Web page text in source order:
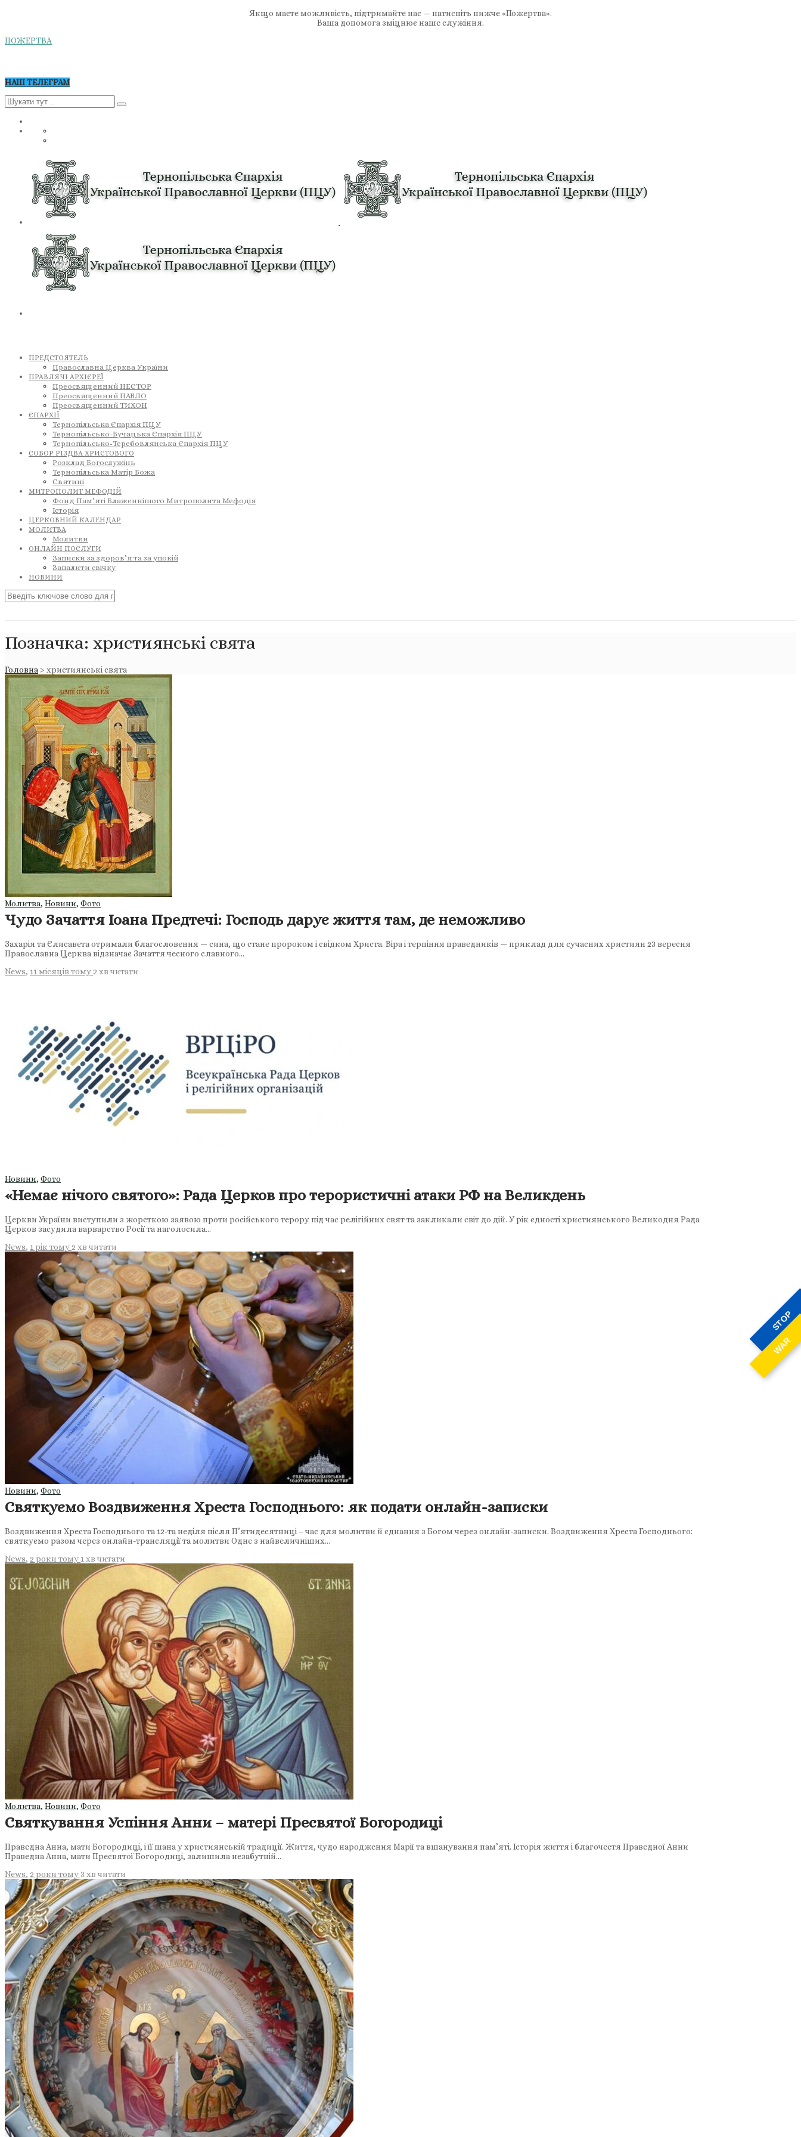
STOP
WAR
Якщо маєте можливість, підтримайте нас — натисніть нижче «Пожертва».
Ваша допомога зміцнює наше служіння.
ПОЖЕРТВА
НАШ ТЕЛЕГРАМ
ПРЕДСТОЯТЕЛЬ
Православна Церква України
ПРАВЛЯЧІ АРХІЄРЕЇ
Преосвященний НЕСТОР
Преосвященний ПАВЛО
Преосвященний ТИХОН
ЄПАРХІЇ
Тернопільська Єпархія ПЦУ
Тернопільсько-Бучацька Єпархія ПЦУ
Тернопільсько-Теребовлянська Єпархія ПЦУ
СОБОР РІЗДВА ХРИСТОВОГО
Розклад Богослужінь
Тернопільська Матір Божа
Святині
МИТРОПОЛИТ МЕФОДІЙ
Фонд Пам’яті Блаженнішого Митрополита Мефодія
Історія
ЦЕРКОВНИЙ КАЛЕНДАР
МОЛИТВА
Молитви
ОНЛАЙН ПОСЛУГИ
Записки за здоров’я та за упокій
Запалити свічку
НОВИНИ
Позначка: християнські свята
Головна > християнські свята
Молитва, Новини, Фото
Чудо Зачаття Іоана Предтечі: Господь дарує життя там, де неможливо
Захарія та Єлисавета отримали благословення — сина, що стане пророком і свідком Христа. Віра і терпіння праведників — приклад для сучасних християн 23 вересня
Православна Церква відзначає Зачаття чесного славного…
News, 11 місяців тому 2 хв читати
Новини, Фото
«Немає нічого святого»: Рада Церков про терористичні атаки РФ на Великдень
Церкви України виступили з жорсткою заявою проти російського терору під час релігійних свят та закликали світ до дій. У рік єдності християнського Великодня Рада
Церков засудила варварство Росії та наголосила…
News, 1 рік тому 2 хв читати
Новини, Фото
Святкуємо Воздвиження Хреста Господнього: як подати онлайн-записки
Воздвиження Хреста Господнього та 12-та неділя після П’ятидесятниці – час для молитви й єднання з Богом через онлайн-записки. Воздвиження Хреста Господнього:
святкуємо разом через онлайн-трансляції та молитви Одне з найвеличніших…
News, 2 роки тому 1 хв читати
Молитва, Новини, Фото
Святкування Успіння Анни – матері Пресвятої Богородиці
Праведна Анна, мати Богородиці, і її шана у християнській традиції. Життя, чудо народження Марії та вшанування пам’яті. Історія життя і благочестя Праведної Анни
Праведна Анна, мати Пресвятої Богородиці, залишила незабутній…
News, 2 роки тому3 хв читати